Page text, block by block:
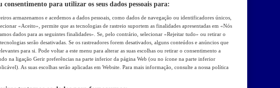
consentimento para utilizar os seus dados pessoais para:
armazenamos e acedemos a dados pessoais, como dados de navegação ou identificadores únicos,
«Aceito», permite que as tecnologias de rastreio suportem as finalidades apresentadas em «Nós
dados para as seguintes finalidades». Se, pelo contrário, selecionar «Rejeitar tudo» ou retirar o
serão desativadas. Se os rastreadores forem desativados, alguns conteúdos e anúncios que
para si. Pode voltar a este menu para alterar as suas escolhas ou retirar o consentimento a
na ligação Gerir preferências na parte inferior da página Web (ou no ícone na parte inferior
As suas escolhas serão aplicadas em Website. Para mais informação, consulte a nossa política